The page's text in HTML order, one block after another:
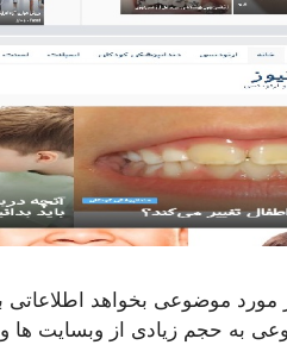
مورد موضوعی بخواهد
به حجم زیادی از وبسایت ها و